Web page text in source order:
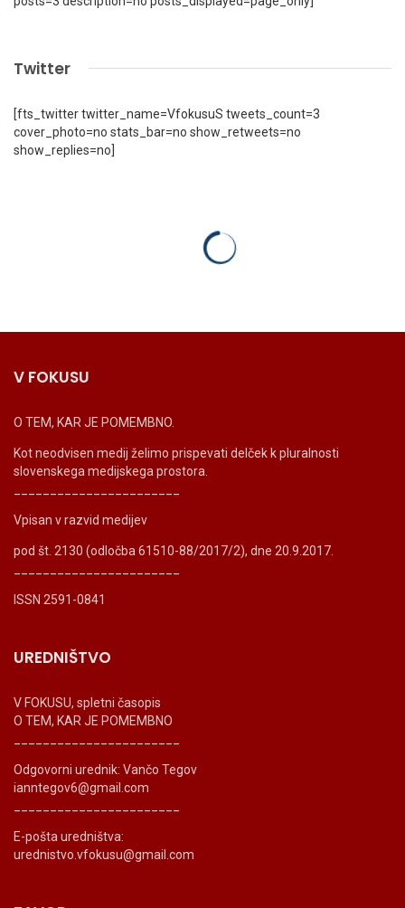
Twitter
[fts_twitter twitter_name=VfokusuS tweets_count=3
cover_photo=no stats_bar=no show_retweets=no
show_replies=no]
V FOKUSU
O TEM, KAR JE POMEMBNO.
Kot neodvisen medij želimo prispevati delček k pluralnosti
slovenskega medijskega prostora.
Vpisan v razvid medijev
pod št. 2130 (odločba 61510-88/2017/2), dne 20.9.2017.
ISSN 2591-0841
UREDNIŠTVO
V FOKUSU, spletni časopis
O TEM, KAR JE POMEMBNO
Odgovorni urednik: Vančo Tegov
ianntegov6@gmail.com
E-pošta uredništva:
urednistvo.vfokusu@gmail.com